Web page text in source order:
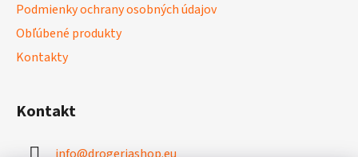
Podmienky ochrany osobných údajov
Obľúbené produkty
Kontakty
Kontakt